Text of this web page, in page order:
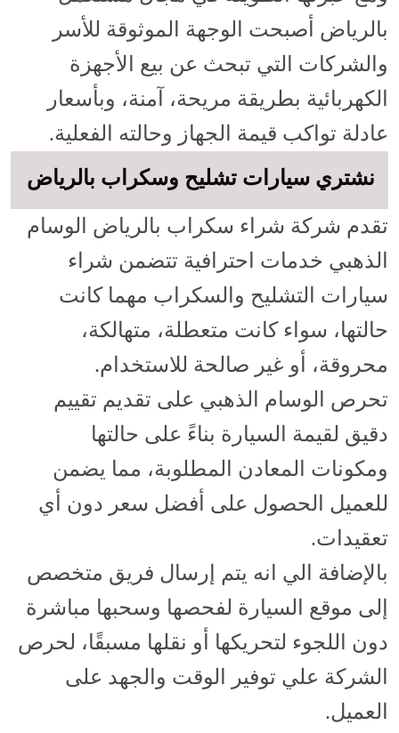
بالرياض أصبحت الوجهة الموثوقة للأسر
والشركات التي تبحث عن بيع الأجهزة
الكهربائية بطريقة مريحة، آمنة، وبأسعار
عادلة تواكب قيمة الجهاز وحالته الفعلية.
نشتري سيارات تشليح وسكراب بالرياض
تقدم شركة شراء سكراب بالرياض الوسام
الذهبي خدمات احترافية تتضمن شراء
سيارات التشليح والسكراب مهما كانت
حالتها، سواء كانت متعطلة، متهالكة،
محروقة، أو غير صالحة للاستخدام.
تحرص الوسام الذهبي على تقديم تقييم
دقيق لقيمة السيارة بناءً على حالتها
ومكونات المعادن المطلوبة، مما يضمن
للعميل الحصول على أفضل سعر دون أي
تعقيدات.
بالإضافة الي انه يتم إرسال فريق متخصص
إلى موقع السيارة لفحصها وسحبها مباشرة
دون اللجوء لتحريكها أو نقلها مسبقًا، لحرص
الشركة علي توفير الوقت والجهد على
العميل.